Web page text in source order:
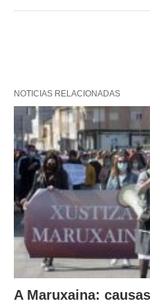
NOTICIAS RELACIONADAS
A Maruxaina: